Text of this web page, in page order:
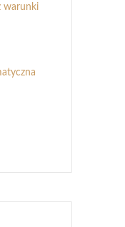
warunki